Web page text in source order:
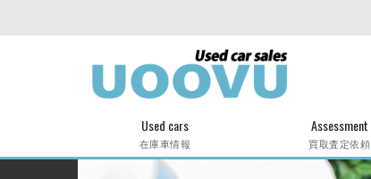
Used cars
在庫車情報
Assessment
買取査定依頼